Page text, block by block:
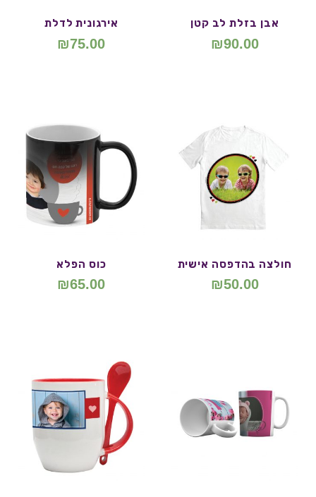
אבן בזלת לב קטן
₪90.00
אירגונית לדלת
₪75.00
חולצה בהדפסה אישית
₪50.00
כוס הפלא
₪65.00